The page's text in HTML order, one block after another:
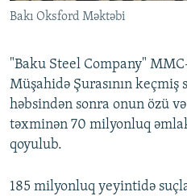
BIZIMLƏ ƏLAQƏ
Bakı Oksford Məktəbi
"Baku Steel Company"
Müşahidə Şurasının keçmiş
həbsindən sonra onun özü
təxminən 70 milyonluq
qoyulub.
185 milyonluq yeyintidə